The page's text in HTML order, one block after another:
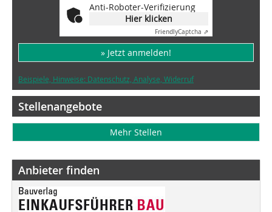
Anti-Roboter-Verifizierung
Hier klicken
FriendlyCaptcha ⇗
» Jetzt anmelden!
Beispiele, Hinweise: Datenschutz, Analyse, Widerruf
Stellenangebote
Mehr Stellen
Anbieter finden